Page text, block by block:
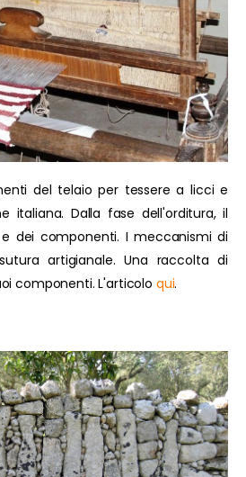
del telaio per tessere a licci e
italiana. Dalla fase dell'orditura, il
dei componenti. I meccanismi di
artigianale. Una raccolta di
componenti. L'articolo qui.